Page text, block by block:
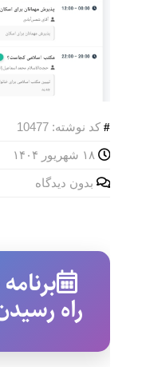
کد نوشته: 10477
بدون دیدگاه
راه